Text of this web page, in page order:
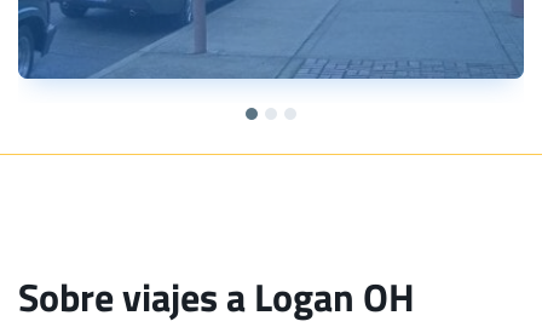
Sobre viajes a Logan OH